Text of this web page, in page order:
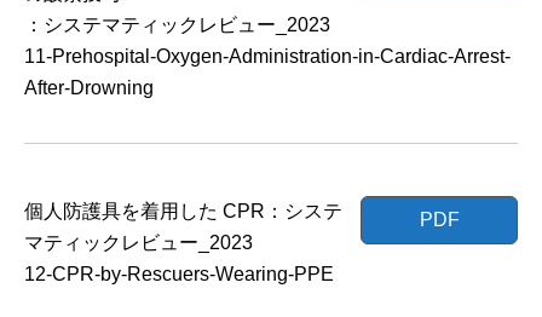
：システマティックレビュー_2023
11-Prehospital-Oxygen-Administration-in-Cardiac-Arrest-
After-Drowning
PDF
個人防護具を着用した CPR：システ
マティックレビュー_2023
12-CPR-by-Rescuers-Wearing-PPE